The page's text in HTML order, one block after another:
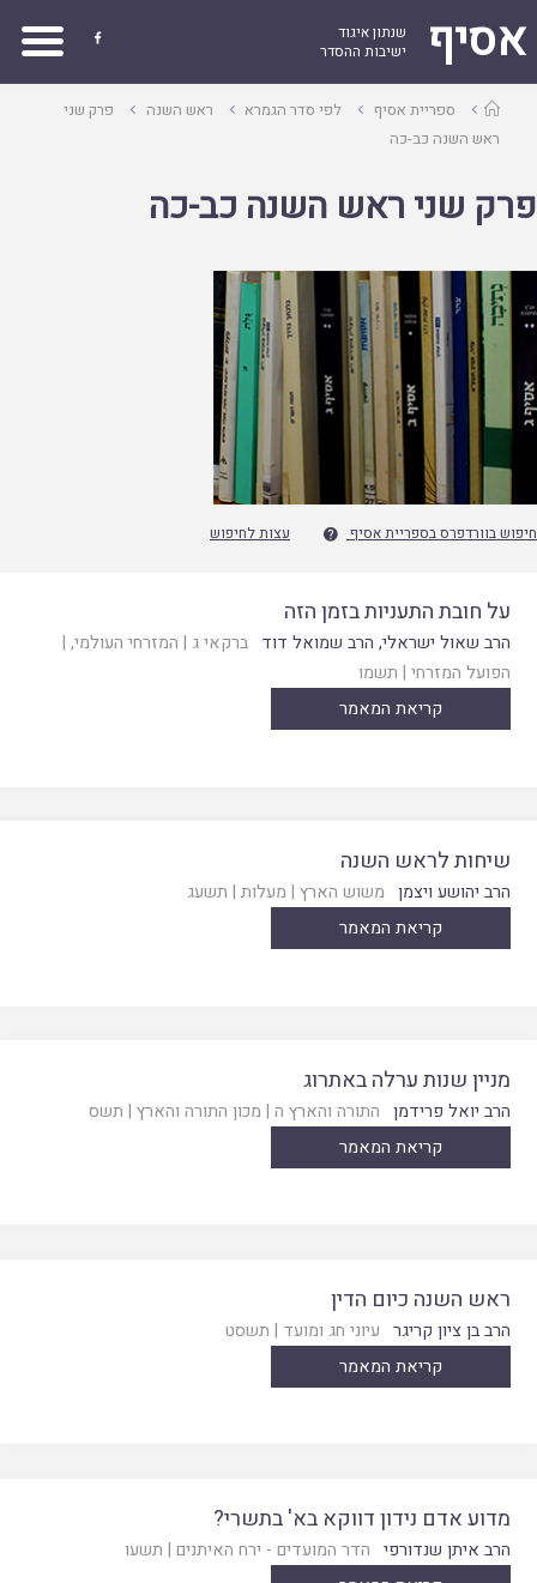
אסיף
שנתון איגוד
ישיבות ההסדר

עמוד
ראשי
ספריית אסיף לפי סדר הגמרא ראש השנה
פרק שני
ראש השנה כב-כה
פרק שני ראש השנה כב-כה
חיפוש בוורדפרס בספריית אסיף  עצות לחיפוש
על חובת התעניות בזמן הזה
הרב שאול ישראלי, הרב שמואל דוד ברקאי ג | המזרחי העולמי, |
הפועל המזרחי | תשמו
קריאת המאמר
שיחות לראש השנה
הרב יהושע ויצמן משוש הארץ | מעלות | תשעג
קריאת המאמר
מניין שנות ערלה באתרוג
הרב יואל פרידמן התורה והארץ ה | מכון התורה והארץ | תשס
קריאת המאמר
ראש השנה כיום הדין
הרב בן ציון קריגר עיוני חג ומועד | תשסט
קריאת המאמר
מדוע אדם נידון דווקא בא' בתשרי?
הרב איתן שנדורפי הדר המועדים - ירח האיתנים | תשעו